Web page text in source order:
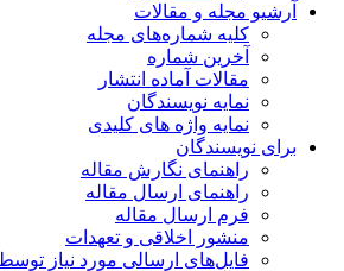
آرشیو مجله و مقالات
کلیه شماره‌های مجله
آخرین شماره
مقالات آماده انتشار
نمایه نویسندگان
نمایه واژه های کلیدی
برای نویسندگان
راهنمای نگارش مقاله
راهنمای ارسال مقاله
فرم ارسال مقاله
منشور اخلاقی و تعهدات
فایل‌های ارسالی مورد نیاز توسط